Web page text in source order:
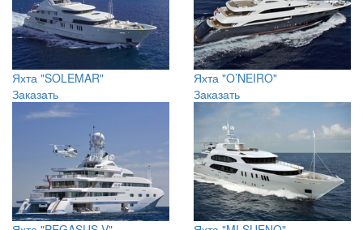
Яхта "SOLEMAR"
Заказать
Яхта "O’NEIRO"
Заказать